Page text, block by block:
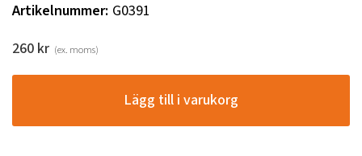
Artikelnummer: G0391
260 kr (ex. moms)
Lägg till i varukorg